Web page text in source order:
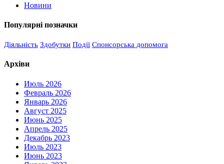
Новини
Популярні позначки
Діяльність Здобутки Події Спонсорська допомога
Архіви
Июль 2026
Февраль 2026
Январь 2026
Август 2025
Июнь 2025
Апрель 2025
Декабрь 2023
Июль 2023
Июнь 2023